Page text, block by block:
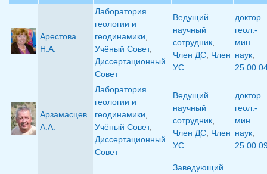
Арестова
Н.А.
Лаборатория
геологии и
геодинамики
Учёный Совет,
Диссертационный
Совет
Ведущий
научный
сотрудник
Член ДС Член
УС
доктор
геол.-
мин.
наук
Арзамасцев
А.А.
Лаборатория
геологии и
геодинамики
Учёный Совет,
Диссертационный
Совет
Ведущий
научный
сотрудник
Член ДС Член
УС
доктор
геол.-
мин.
наук
Заведующий